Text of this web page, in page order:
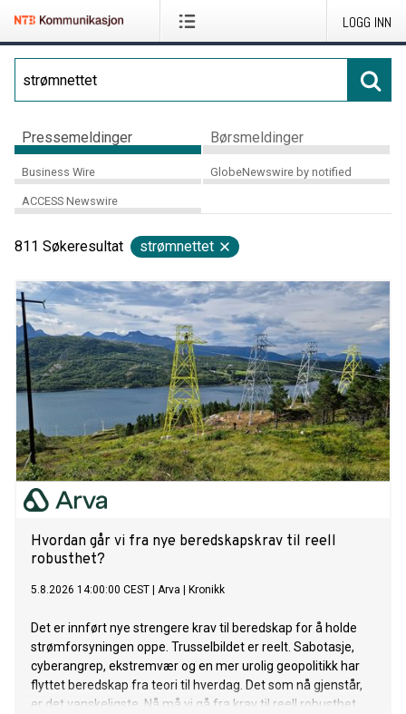
LOGG INN
Pressemeldinger Børsmeldinger
Business Wire GlobeNewswire by notified
ACCESS Newswire
811 Søkeresultat strømnettet
Hvordan går vi fra nye beredskapskrav til reell
robusthet?
5.8.2026 14:00:00 CEST Arva Kronikk
Det er innført nye strengere krav til beredskap for å holde
strømforsyningen oppe. Trusselbildet er reelt. Sabotasje,
cyberangrep, ekstremvær og en mer urolig geopolitikk har
flyttet beredskap fra teori til hverdag. Det som nå gjenstår,
er det vanskeligste. Nå må vi gå fra krav til reell robusthet.